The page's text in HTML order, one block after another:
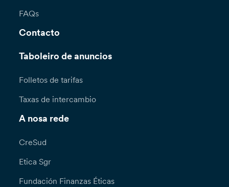
FAQs
Contacto
Taboleiro de anuncios
Folletos de tarifas
Taxas de intercambio
A nosa rede
CreSud
Etica Sgr
Fundación Finanzas Éticas